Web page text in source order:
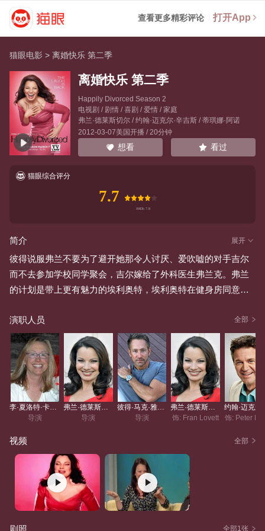
查看更多精彩评论 打开App
猫眼电影 >离婚快乐 第二季
离婚快乐 第二季
Happily Divorced Season 2
电视剧 / 剧情 / 喜剧 / 爱情 / 家庭
弗兰·德莱斯切尔/约翰·迈克尔·辛吉斯/蒂琪娜·阿诺
2012-03-07美国开播 / 20分钟
想看 看过
猫眼综合评分
7.7
简介 展开
彼得说服弗兰不要为了避开她那令人讨厌、爱吹嘘的对手吉尔
而不去参加学校同学聚会，吉尔嫁给了外科医生弗兰克。弗兰
的计划是带上更有魅力的埃利奥特，埃利奥特在健身房同意扮
视了伙伴们的警告，不要指望埃利奥特真的会爱上她，于是他
们上演了一场干预……
演职人员 全部
导演
导演
彼得·马克·雅各布森
导演
饰: Fran Lovett
饰: Peter
视频 全部
剧照 全部1张